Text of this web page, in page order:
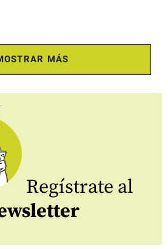
MÁS
Regístrate al